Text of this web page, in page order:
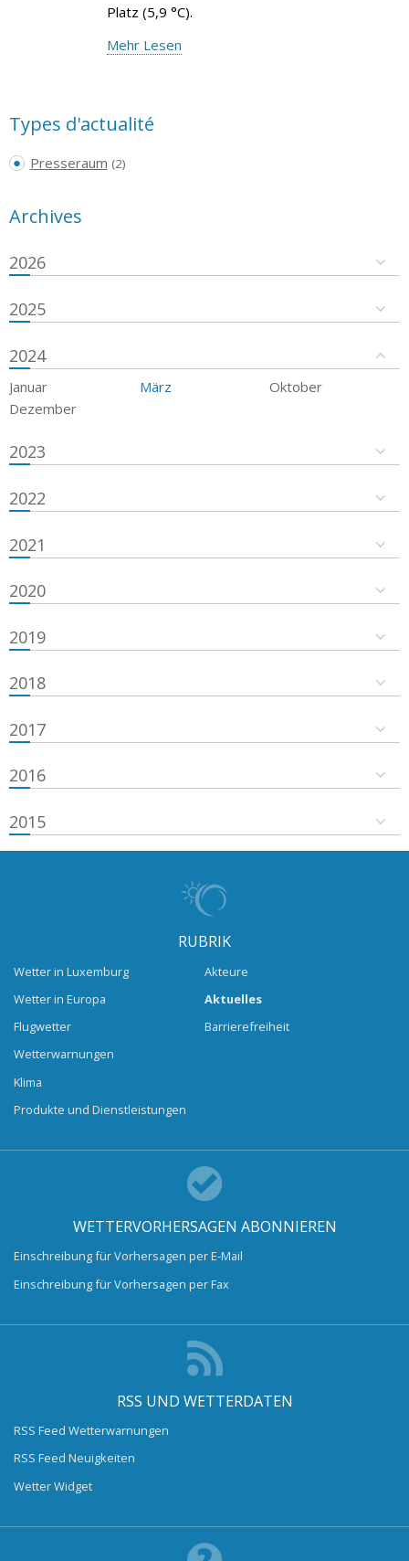
Platz (5,9 °C).
Mehr Lesen
Types d'actualité
Presseraum (2)
Archives
2026
2025
2024
Januar März
Oktober
Dezember
2023
2022
2021
2020
2019
2018
2017
2016
2015
RUBRIK
Wetter in Luxemburg
Wetter in Europa
Flugwetter
Wetterwarnungen
Klima
Produkte und Dienstleistungen
Akteure
Aktuelles
Barrierefreiheit
WETTERVORHERSAGEN ABONNIEREN
Einschreibung für Vorhersagen per E-Mail
Einschreibung für Vorhersagen per Fax
RSS UND WETTERDATEN
RSS Feed Wetterwarnungen
RSS Feed Neuigkeiten
Wetter Widget